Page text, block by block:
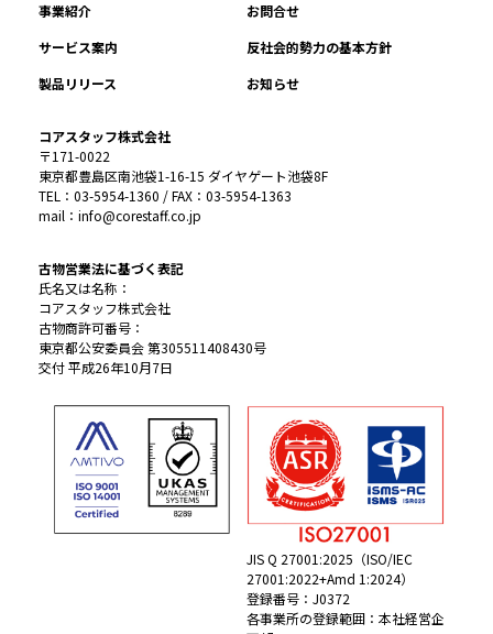
事業紹介
お問合せ
サービス案内
反社会的勢力の基本方針
製品リリース
お知らせ
コアスタッフ株式会社
〒171-0022
東京都豊島区南池袋1-16-15 ダイヤゲート池袋8F
TEL：03-5954-1360 / FAX：03-5954-1363
mail：info@corestaff.co.jp
古物営業法に基づく表記
氏名又は名称：
コアスタッフ株式会社
古物商許可番号：
東京都公安委員会 第305511408430号
交付 平成26年10月7日
JIS Q 27001:2025（ISO/IEC
27001:2022+Amd 1:2024）
登録番号：J0372
各事業所の登録範囲：本社経営企